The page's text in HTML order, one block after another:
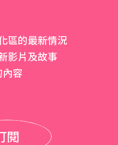
區的最新情況
影片及故事
內容
閱